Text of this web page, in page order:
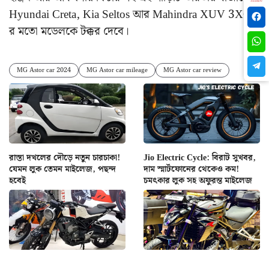
Hyundai Creta, Kia Seltos আর Mahindra XUV 3XO-
র মতো মডেলকে টক্কর দেবে।
MG Astor car 2024 MG Astor car mileage MG Astor car review
রাস্তা দখলের দৌড়ে নতুন চারচাকা!
যেমন লুক তেমন মাইলেজ, পছন্দ
হবেই
Jio Electric Cycle: বিরাট সুখবর,
দাম স্মার্টফোনের থেকেও কম!
চমৎকার লুক সহ অফুরন্ত মাইলেজ